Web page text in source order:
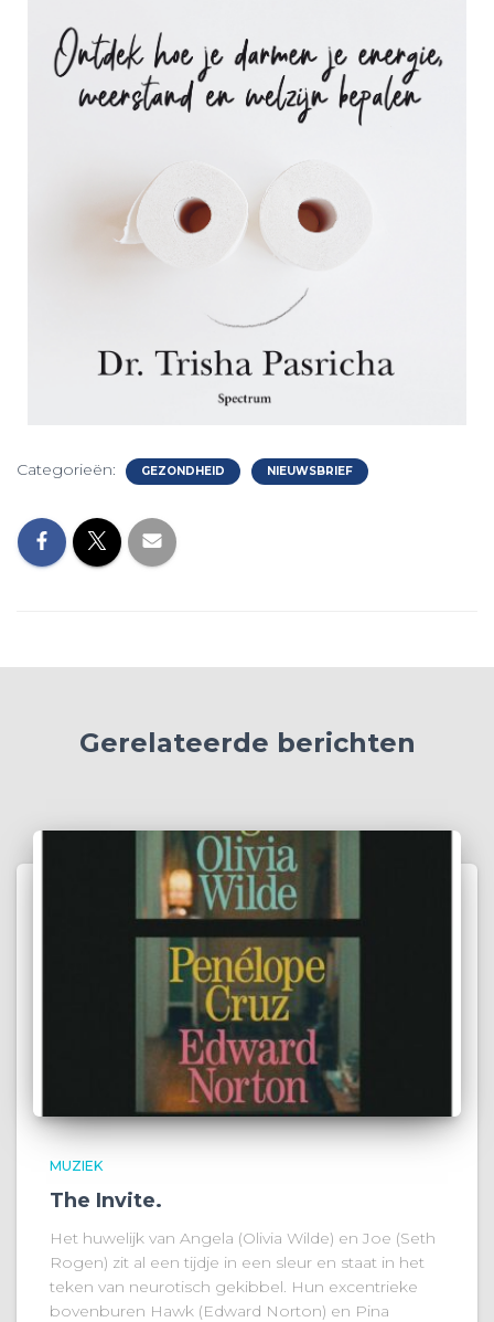
Categorieën: GEZONDHEID NIEUWSBRIEF
Gerelateerde berichten
MUZIEK
The Invite.
Het huwelijk van Angela (Olivia Wilde) en Joe (Seth
Rogen) zit al een tijdje in een sleur en staat in het
teken van neurotisch gekibbel. Hun excentrieke
bovenburen Hawk (Edward Norton) en Pina